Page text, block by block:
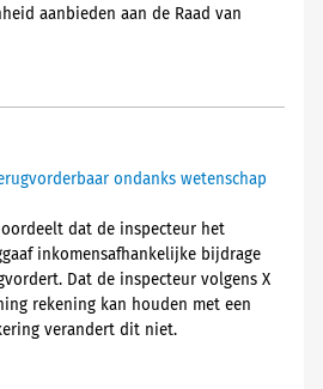
aanbieden aan de Raad van
ondanks wetenschap
oordeelt dat de inspecteur het
inkomensafhankelijke bijdrage
Dat de inspecteur volgens X
rekening kan houden met een
verandert dit niet.